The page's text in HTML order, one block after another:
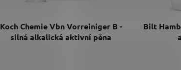
Koch Chemie Vbn Vorreiniger B -
silná alkalická aktivní pěna
Bilt